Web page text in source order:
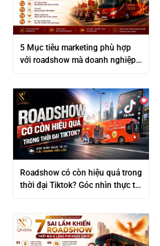
5 Mục tiêu marketing phù hợp
với roadshow mà doanh nghiệp
Roadshow có còn hiệu quả trong
thời đại Tiktok? Góc nhìn thực tế